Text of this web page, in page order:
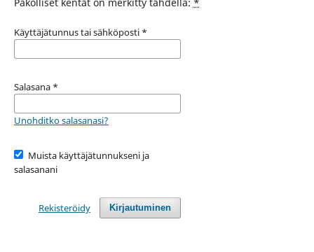
Käyttäjätunnus tai sähköposti *
Salasana *
Unohditko salasanasi?
Muista käyttäjätunnukseni ja
salasanani
Kirjautuminen
Rekisteröidy